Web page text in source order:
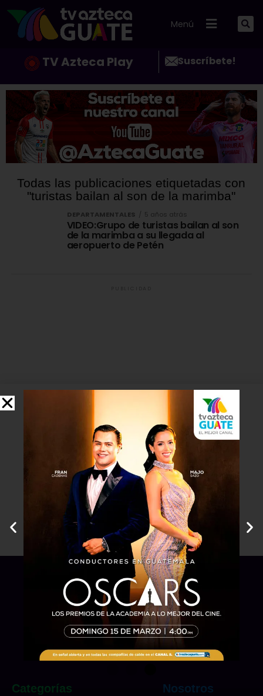
Menú
TV Azteca Play Suscríbete!
Todas las publicaciones etiquetadas con
"turistas bailan al son de la marimba"
DEPARTAMENTALES 5 años atrás
VIDEO:Grupo de turistas bailan al son
de la marimba a su llegada al
aeropuerto de Petén
Categorías Nosotros